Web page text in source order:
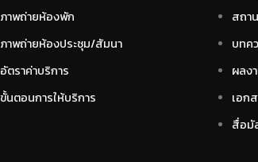
ภาพถ่ายห้องพัก
ภาพถ่ายห้องประชุม/สัมนา
อัตราค่าบริการ
ขั้นตอนการให้บริการ
สถา
บทค
ผลง
เอก
สื่อมั